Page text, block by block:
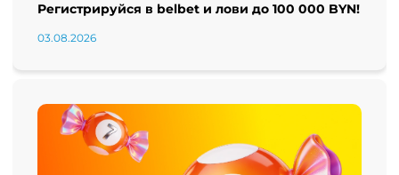
Регистрируйся в belbet и лови до 100 000 BYN!
03.08.2026